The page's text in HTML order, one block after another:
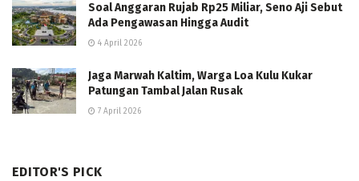
Soal Anggaran Rujab Rp25 Miliar, Seno Aji Sebut
Ada Pengawasan Hingga Audit
4 April 2026
Jaga Marwah Kaltim, Warga Loa Kulu Kukar
Patungan Tambal Jalan Rusak
7 April 2026
EDITOR'S PICK